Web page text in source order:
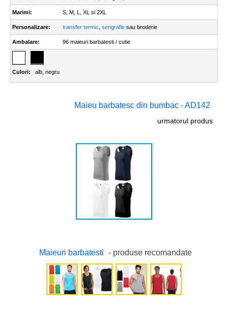
Marimi: S, M, L, XL si 2XL
Personalizare: transfer termic serigrafie sau broderie
Ambalare: 96 maieuri barbatesti / cutie
Culori: alb negru
Maieu barbatesc din bumbac - AD142
urmatorul produs
Maieuri barbatesti - produse recomandate